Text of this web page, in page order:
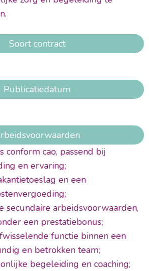
Soort contract
Publicatiedatum
conform cao, passend bij
en ervaring;
en een
secundaire arbeidsvoorwaarden,
een prestatiebonus;
functie binnen een
en betrokken team;
begeleiding en coaching;